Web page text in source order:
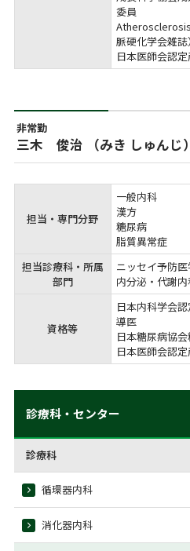
委員
脈硬化学会雑
日本医師会認
非常勤
三木 俊治 （みき しゅんじ）
担当・専門分野
一般内科
漢方
糖尿病
脂質異常症
担当診療科・所属
部門
ニッセイ予防
内分泌・代謝
資格等
日本内科学会
導医
日本糖尿病協
日本医師会認
診療科・センター
診療科
循環器内科
消化器内科